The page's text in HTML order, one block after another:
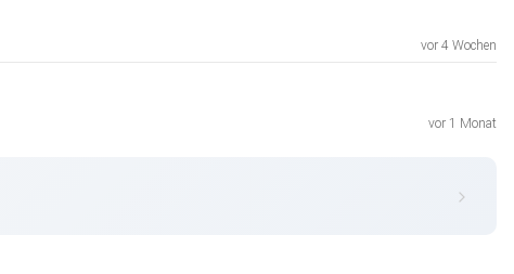
vor 4 Wochen
vor 1 Monat